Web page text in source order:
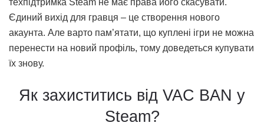
техпідтримка Steam не має права його скасувати.
Єдиний вихід для гравця – це створення нового
акаунта. Але варто пам’ятати, що куплені ігри не можна
перенести на новий профіль, тому доведеться купувати
їх знову.
Як захиститись від VAC BAN у
Steam?